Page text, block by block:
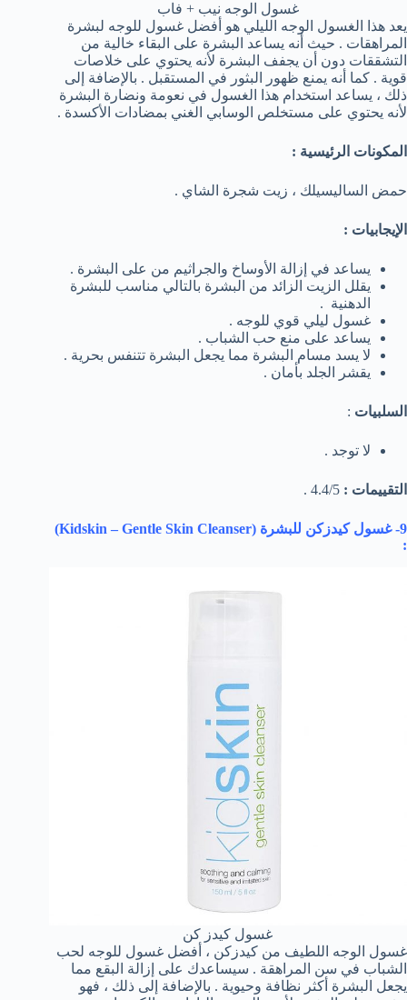
غسول الوجه نيب + فاب
يعد هذا الغسول الوجه الليلي هو أفضل غسول للوجه لبشرة
المراهقات . حيث أنه يساعد البشرة على البقاء خالية من
التشققات دون أن يجفف البشرة لأنه يحتوي على خلاصات
قوية . كما أنه يمنع ظهور البثور في المستقبل . بالإضافة إلى
ذلك ، يساعد استخدام هذا الغسول في نعومة ونضارة البشرة
لأنه يحتوي على مستخلص الوسابي الغني بمضادات الأكسدة .
المكونات الرئيسية :
حمض الساليسيلك ، زيت شجرة الشاي .
الإيجابيات :
يساعد في إزالة الأوساخ والجراثيم من على البشرة .
يقلل الزيت الزائد من البشرة بالتالي مناسب للبشرة
الدهنية .
غسول ليلي قوي للوجه .
يساعد على منع حب الشباب .
لا يسد مسام البشرة مما يجعل البشرة تتنفس بحرية .
يقشر الجلد بأمان .
السلبيات :
لا توجد .
التقييمات :
9- غسول كيدزكن للبشرة ( Kidskin – Gentle Skin Cleanser
)
:
غسول كيدز كن
غسول الوجه اللطيف من كيدزكن ، أفضل غسول للوجه لحب
الشباب في سن المراهقة . سيساعدك على إزالة البقع مما
يجعل البشرة أكثر نظافة وحيوية . بالإضافة إلى ذلك ، فهو